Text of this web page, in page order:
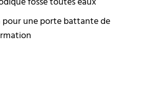
une porte battante de